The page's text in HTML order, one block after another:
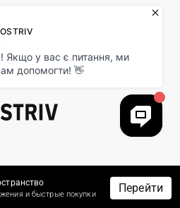
All Rights Reserved.
и быстрые покупки Перейти